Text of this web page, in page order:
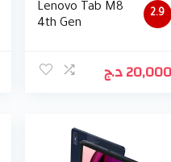
2.9
Lenovo Tab M8
4th Gen
20,000د.ج